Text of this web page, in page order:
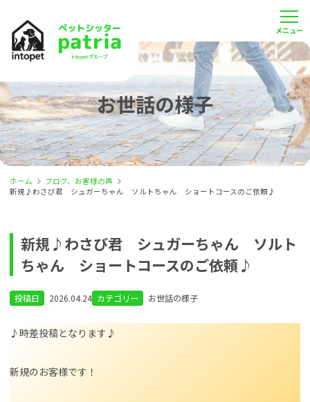
お世話の様子
ホーム
ブログ、お客様の声
新規♪わさび君 シュガーちゃん ソルトちゃん ショートコースのご依頼♪
新規♪わさび君 シュガーちゃん ソルト
ちゃん ショートコースのご依頼♪
投稿日 2026.04.24 カテゴリー お世話の様子
♪時差投稿となります♪
新規のお客様です！